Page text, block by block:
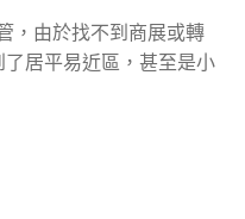
，由於找不到商展或轉
居平易近區，甚至是小